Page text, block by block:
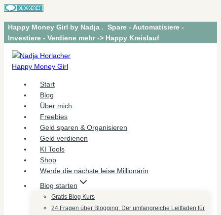
Zum
Inhalt
Happy Money Girl by Nadja . Spare - Automatisiere -
Investiere - Verdiene mehr -> Happy Kreislauf
Start
Blog
Über mich
Freebies
Geld sparen & Organisieren
Geld verdienen
KI Tools
Shop
Werde die nächste leise Millionärin
Blog starten
Gratis Blog Kurs
24 Fragen über Blogging: Der umfangreiche Leitfaden für